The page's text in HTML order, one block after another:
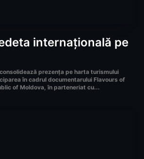
internațională pe
prezența pe harta turismului
în cadrul documentarului Flavours of
of Moldova, în parteneriat cu...